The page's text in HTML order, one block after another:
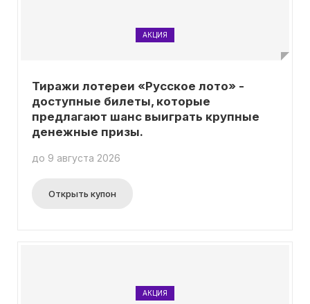
АКЦИЯ
Тиражи лотереи «Русское лото» -
доступные билеты, которые
предлагают шанс выиграть крупные
денежные призы.
до 9 августа 2026
Открыть купон
АКЦИЯ